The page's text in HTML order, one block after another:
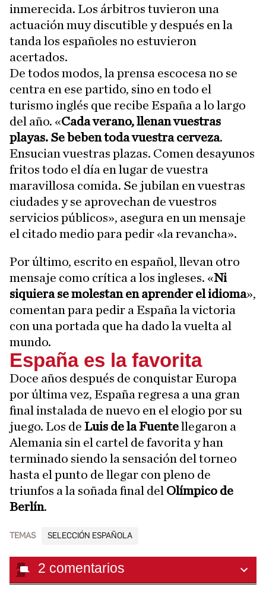
inmerecida. Los árbitros tuvieron una
actuación muy discutible y después en la
tanda los españoles no estuvieron
acertados.
De todos modos, la prensa escocesa no se
centra en ese partido, sino en todo el
turismo inglés que recibe España a lo largo
del año. «Cada verano, llenan vuestras
playas. Se beben toda vuestra cerveza.
Ensucian vuestras plazas. Comen desayunos
fritos todo el día en lugar de vuestra
maravillosa comida. Se jubilan en vuestras
ciudades y se aprovechan de vuestros
servicios públicos», asegura en un mensaje
el citado medio para pedir «la revancha».
Por último, escrito en español, llevan otro
mensaje como crítica a los ingleses. «Ni
siquiera se molestan en aprender el idioma»,
comentan para pedir a España la victoria
con una portada que ha dado la vuelta al
mundo.
España es la favorita
Doce años después de conquistar Europa
por última vez, España regresa a una gran
final instalada de nuevo en el elogio por su
juego. Los de Luis de la Fuentellegaron a
Alemania sin el cartel de favorita y han
terminado siendo la sensación del torneo
hasta el punto de llegar con pleno de
triunfos a la soñada final del Olímpico de
Berlín.
TEMAS SELECCIÓN ESPAÑOLA
2 comentarios